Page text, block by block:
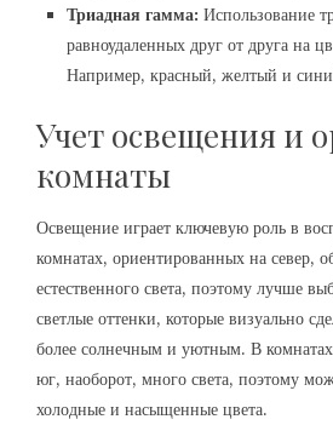
Триадная гамма: Использование
равноудаленных друг от друга на
Например, красный, желтый и
Учет освещения и
комнаты
Освещение играет ключевую роль в
комнатах, ориентированных на север,
естественного света, поэтому лучше
светлые оттенки, которые визуально
более солнечным и уютным. В
юг, наоборот, много света, поэтому
холодные и насыщенные цвета.